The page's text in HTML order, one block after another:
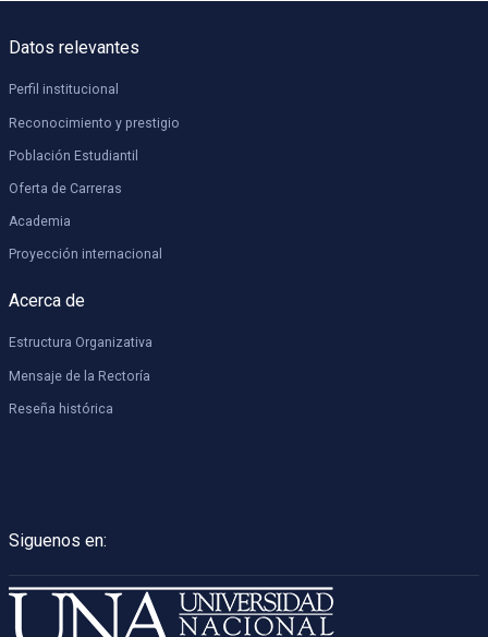
Siguenos en:
Datos relevantes
Perfil institucional
Reconocimiento y prestigio
Población Estudiantil
Oferta de Carreras
Academia
Proyección internacional
Acerca de
Estructura Organizativa
Mensaje de la Rectoría
Reseña histórica